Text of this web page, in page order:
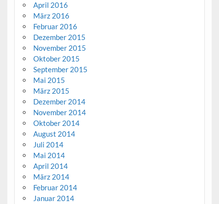
April 2016
März 2016
Februar 2016
Dezember 2015
November 2015
Oktober 2015
September 2015
Mai 2015
März 2015
Dezember 2014
November 2014
Oktober 2014
August 2014
Juli 2014
Mai 2014
April 2014
März 2014
Februar 2014
Januar 2014